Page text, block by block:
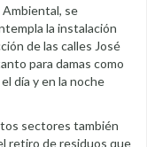
Ambiental, se
la instalación
de las calles José
para damas como
día y en la noche
sectores también
retiro de residuos que